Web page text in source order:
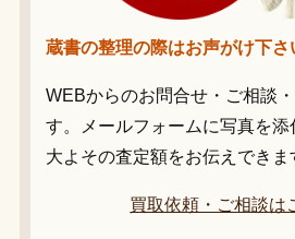
蔵書の整理の際はお声がけ下さ
WEBからのお問合せ・ご相談
す。メールフォームに写真を添
大よその査定額をお伝えできま
買取依頼・ご相談は